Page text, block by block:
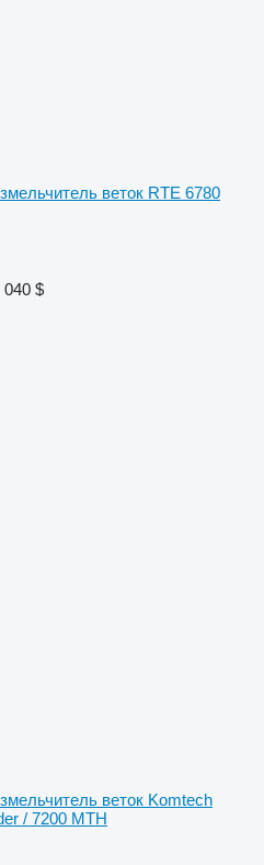
веток RTE 6780
040 $
веток Komtech
/ 7200 MTH